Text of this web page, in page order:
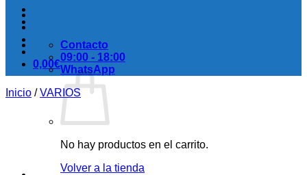
0,00€
No hay productos en el carrito.
Volver a la tienda
Contacto
09:00 - 18:00
WhatsApp
Inicio / VARIOS